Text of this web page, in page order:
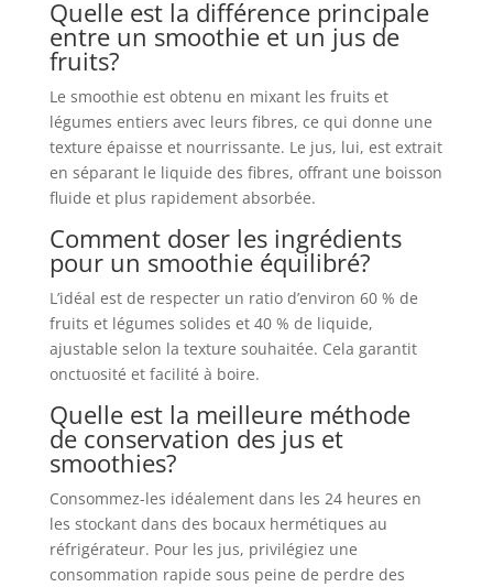
Quelle est la différence principale
entre un smoothie et un jus de
fruits?
Le smoothie est obtenu en mixant les fruits et
légumes entiers avec leurs fibres, ce qui donne une
texture épaisse et nourrissante. Le jus, lui, est extrait
en séparant le liquide des fibres, offrant une boisson
fluide et plus rapidement absorbée.
Comment doser les ingrédients
pour un smoothie équilibré?
L’idéal est de respecter un ratio d’environ 60 % de
fruits et légumes solides et 40 % de liquide,
ajustable selon la texture souhaitée. Cela garantit
onctuosité et facilité à boire.
Quelle est la meilleure méthode
de conservation des jus et
smoothies?
Consommez-les idéalement dans les 24 heures en
les stockant dans des bocaux hermétiques au
réfrigérateur. Pour les jus, privilégiez une
consommation rapide sous peine de perdre des